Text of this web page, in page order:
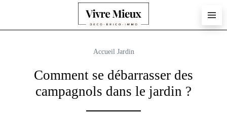
Accueil Jardin
Comment se débarrasser des
campagnols dans le jardin ?